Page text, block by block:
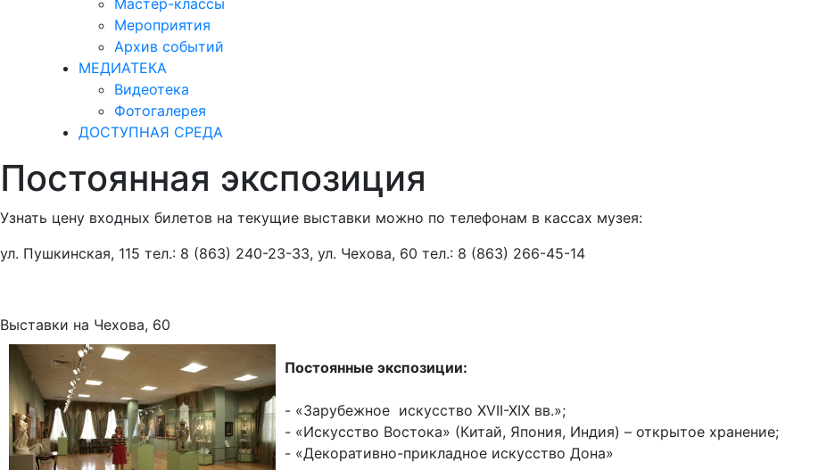
Мастер-классы
Мероприятия
Архив событий
МЕДИАТЕКА
Видеотека
Фотогалерея
ДОСТУПНАЯ СРЕДА
Постоянная экспозиция
Узнать цену входных билетов на текущие выставки можно по телефонам в кассах музея:
ул. Пушкинская, 115 тел.: 8 (863) 240-23-33, ул. Чехова, 60 тел.: 8 (863) 266-45-14
Выставки на Чехова, 60
Постоянные экспозиции:
- «Зарубежное искусство XVII-XIX вв.»;
- «Искусство Востока» (Китай, Япония, Индия) – открытое хранение;
- «Декоративно-прикладное искусство Дона»